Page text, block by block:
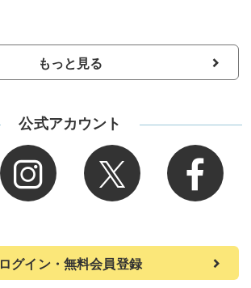
もっと見る
公式アカウント
ログイン・無料会員登録